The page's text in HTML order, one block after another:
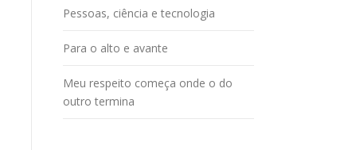
Pessoas, ciência e tecnologia
Para o alto e avante
Meu respeito começa onde o do
outro termina